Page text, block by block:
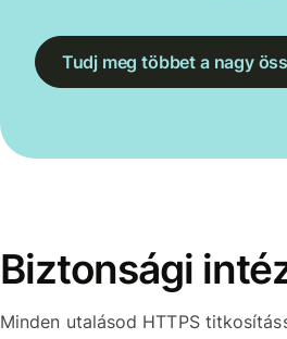
Tudj meg többet a nagy
Biztonsági
Minden utalásod HTTPS